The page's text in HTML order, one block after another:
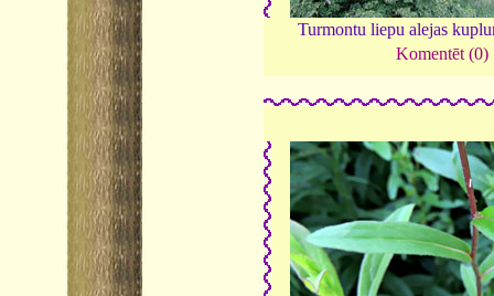
Turmontu liepu alejas
Komentēt (0)